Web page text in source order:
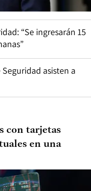
“Se ingresarán 15
asisten a
con tarjetas
en una